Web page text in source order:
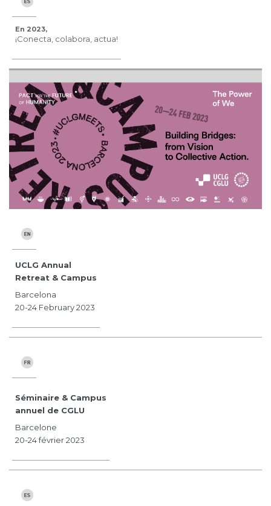
En 2023,
¡Conecta, colabora, actua!
UCLG Annual
Retreat & Campus
Barcelona
20-24 February 2023
Séminaire & Campus
annuel de CGLU
Barcelone
20-24 février 2023